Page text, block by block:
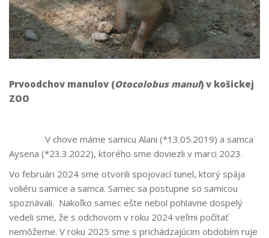
Prvoodchov manulov (Otocolobus manul) v košickej
ZOO
V chove máme samicu Alani (*13.05.2019) a samca
Aysena (*23.3.2022), ktorého sme doviezli v marci 2023.
Vo februári 2024 sme otvorili spojovací tunel, ktorý spája
voliéru samice a samca. Samec sa postupne so samicou
spoznávali. Nakoľko samec ešte nebol pohlavne dospelý
vedeli sme, že s odchovom v roku 2024 veľmi počítať
nemôžeme. V roku 2025 sme s prichádzajúcim obdobím ruje